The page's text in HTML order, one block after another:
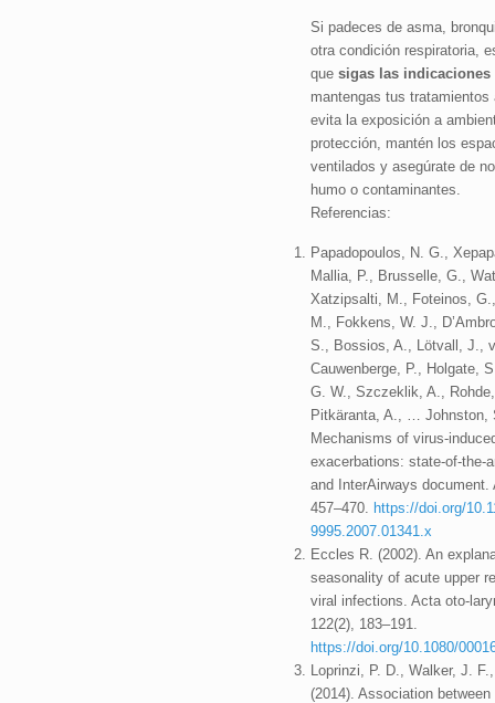
Si padeces de asma,
otra condición respiratoria,
que sigas las indicaciones
mantengas tus tratamientos
evita la exposición a
protección, mantén los
ventilados y asegúrate de
humo o contaminantes.
Referencias:
Papadopoulos, N. G.,
Mallia, P., Brusselle, G.,
Xatzipsalti, M., Foteinos,
M., Fokkens, W. J.,
S., Bossios, A., Lötvall, J.,
Cauwenberge, P., Holgate,
G. W., Szczeklik, A.,
Pitkäranta, A., … Johnston,
Mechanisms of virus-
exacerbations: state-of-the-
and InterAirways document.
457–470. https://doi.org/
9995.2007.01341.x
Eccles R. (2002). An
seasonality of acute upper
viral infections. Acta oto-
122(2), 183–191.
https://doi.org/10.1080/
Loprinzi, P. D., Walker, J.
(2014). Association